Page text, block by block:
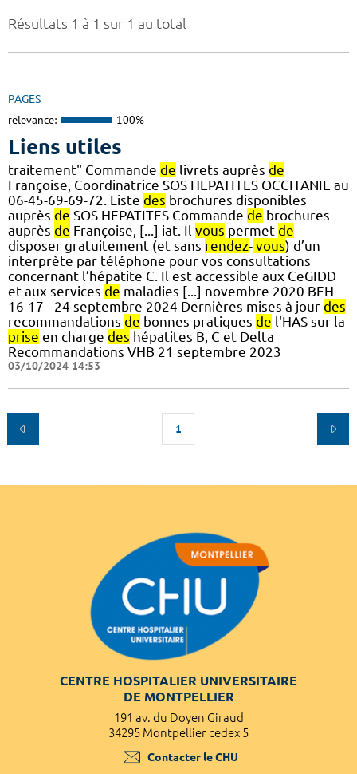
Résultats 1 à 1 sur 1 au total
PAGES
relevance: 100%
Liens utiles
traitement" Commande de livrets auprès de
Françoise, Coordinatrice SOS HEPATITES OCCITANIE au
06-45-69-69-72. Liste des brochures disponibles
auprès de SOS HEPATITES Commande de brochures
auprès de Françoise, [...] iat. Il vous permet de
disposer gratuitement (et sans rendez- vous) d’un
interprète par téléphone pour vos consultations
concernant l’hépatite C. Il est accessible aux CeGIDD
et aux services de maladies [...] novembre 2020 BEH
16-17 - 24 septembre 2024 Dernières mises à jour des
recommandations de bonnes pratiques de l'HAS sur la
prise en charge des hépatites B, C et Delta
Recommandations VHB 21 septembre 2023
03/10/2024 14:53
1
CENTRE HOSPITALIER UNIVERSITAIRE
DE MONTPELLIER
191 av. du Doyen Giraud
34295 Montpellier cedex 5
Contacter le CHU